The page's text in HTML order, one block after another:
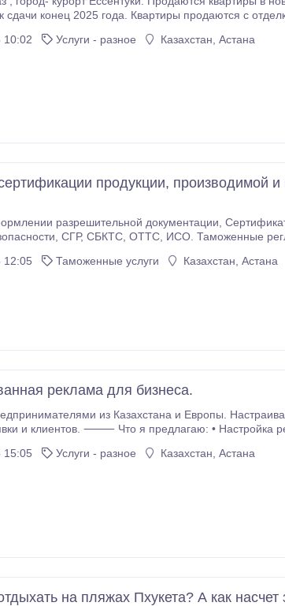
отопление, стены выровнены
10:02 Услуги - разное Казахстан, Астана
продукции, производимой
документации, Сертификатов Соответствия, Деклараций соответствия, сертификатов
004, 010, 017, 009, 043, 018, 012, 031, 032, 016, 007,
автомобиль / электроскутеры / Газовое оборудование / Пища (молочная, мясная,
12:05 Таможенные услуги Казахстан, Астана
реклама для бизнеса.
из Казахстана и Европы. Настраиваю рекламу в Instagram,
и клиентов. ⸻ Что я предлагаю: • Настройка
Малый и средний бизнес • Услуги, онлайн-школы, магазины, локальные компании •
15:05 Услуги - разное Казахстан, Астана
на пляжах Пхукета? А как насчет